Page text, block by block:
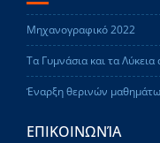
Μηχανογραφικό 2022
Τα Γυμνάσια και τα
Έναρξη θερινών
ΕΠΙΚΟΙΝΩΝΊΑ